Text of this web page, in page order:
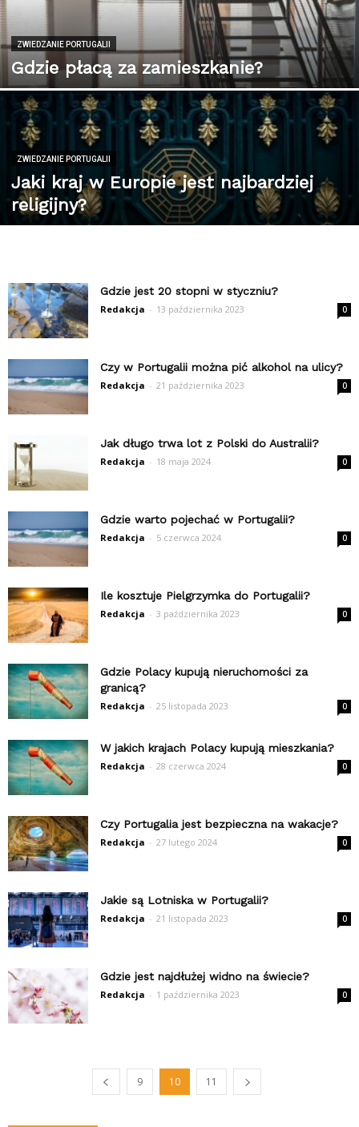
ZWIEDZANIE PORTUGALII
Gdzie płacą za zamieszkanie?
ZWIEDZANIE PORTUGALII
Jaki kraj w Europie jest najbardziej
religijny?
Gdzie jest 20 stopni w styczniu?
Redakcja - 13 października 2023 0
Czy w Portugalii można pić alkohol na ulicy?
Redakcja - 21 października 2023 0
Jak długo trwa lot z Polski do Australii?
Redakcja - 18 maja 2024 0
Gdzie warto pojechać w Portugalii?
Redakcja - 5 czerwca 2024 0
Ile kosztuje Pielgrzymka do Portugalii?
Redakcja - 3 października 2023 0
Gdzie Polacy kupują nieruchomości za
granicą?
Redakcja - 25 listopada 2023 0
W jakich krajach Polacy kupują mieszkania?
Redakcja - 28 czerwca 2024 0
Czy Portugalia jest bezpieczna na wakacje?
Redakcja - 27 lutego 2024 0
Jakie są Lotniska w Portugalii?
Redakcja - 21 listopada 2023 0
Gdzie jest najdłużej widno na świecie?
Redakcja - 1 października 2023 0
9 10 11